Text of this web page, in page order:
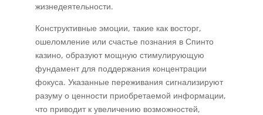
жизнедеятельности.
Конструктивные эмоции, такие как восторг,
ошеломление или счастье познания в Спинто
казино, образуют мощную стимулирующую
фундамент для поддержания концентрации
фокуса. Указанные переживания сигнализируют
разуму о ценности приобретаемой информации,
что приводит к увеличению возможностей,